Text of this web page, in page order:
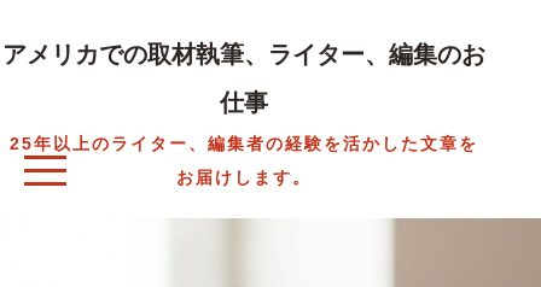
content
アメリカでの取材執筆、ライター、編集のお
仕事
25年以上のライター、編集者の経験を活かした文章を
お届けします。